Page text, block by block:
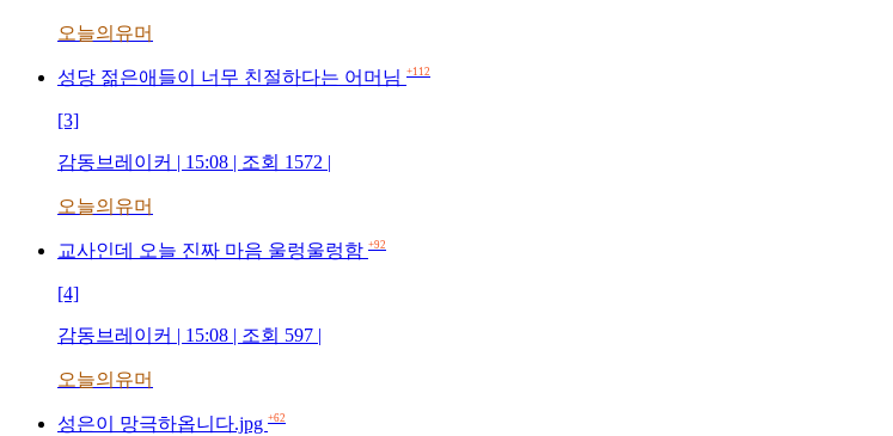
오늘의유머
성당 젊은애들이 너무 친절하다는 어머님 +112
[3]
감동브레이커 | 15:08 | 조회 1572 |
오늘의유머
교사인데 오늘 진짜 마음 울렁울렁함 +92
[4]
감동브레이커 | 15:08 | 조회 597 |
오늘의유머
성은이 망극하옵니다.jpg +62